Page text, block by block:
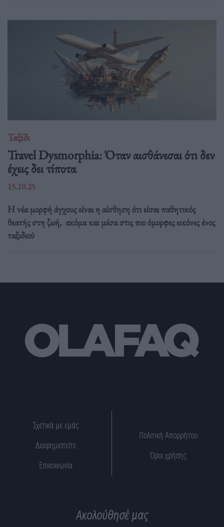
Ταξίδι
Travel Dysmorphia: Όταν αισθάνεσαι ότι δεν
έχεις δει τίποτα
15.10.25
Η νέα μορφή άγχους είναι η αίσθηση ότι είσαι παθητικός
θεατής στη ζωή, ακόμα και μέσα στις πιο όμορφες εικόνες ένος
ταξιδιού
Σχετικά με εμάς
Διαφημιστείτε
Επικοινωνία
Πολιτική Απορρήτου
Όροι χρήσης
Ακολούθησέ μας